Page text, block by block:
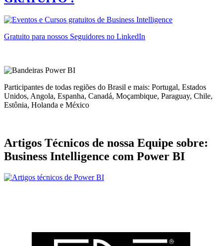
Gratuito para nossos Seguidores no LinkedIn
Participantes de todas regiões do Brasil e mais: Portugal, Estados
Unidos, Angola, Espanha, Canadá, Moçambique, Paraguay, Chile,
Estônia, Holanda e México
Artigos Técnicos de nossa Equipe sobre:
Business Intelligence com Power BI